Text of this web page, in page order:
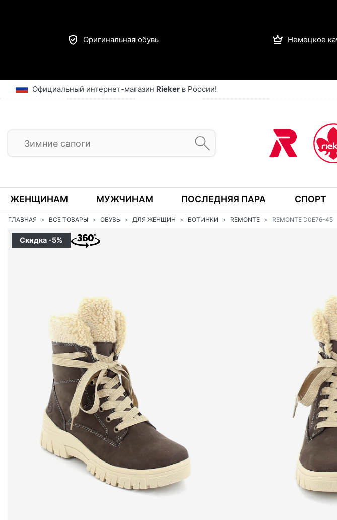
Оригинальная обувь Немецкое
Официальный интернет-магазин Rieker в России!
ЖЕНЩИНАМ МУЖЧИНАМ ПОСЛЕДНЯЯ ПАРА СПОРТ
ГЛАВНАЯ ВСЕ ТОВАРЫ ОБУВЬ ДЛЯ ЖЕНЩИН БОТИНКИ REMONTE REMONTE D0E76-45
Скидка -5%